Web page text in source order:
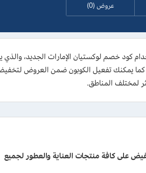
عروض (0)
تسوقك عند استخدام كود خصم لوكستيان الإمارات
10% تخفيض على كافة منتجات العناية والعطور لجميع